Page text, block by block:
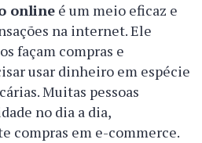
online é um meio eficaz e
na internet. Ele
façam compras e
usar dinheiro em espécie
Muitas pessoas
no dia a dia,
compras em e-commerce.